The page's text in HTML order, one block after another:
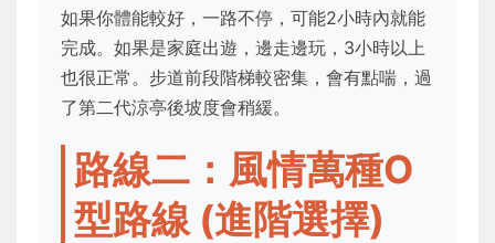
如果你體能較好，一路不停，可能2小時內就能
完成。如果是家庭出遊，邊走邊玩，3小時以上
也很正常。步道前段階梯較密集，會有點喘，過
了第二代涼亭後坡度會稍緩。
路線二：風情萬種O
型路線 (進階選擇)